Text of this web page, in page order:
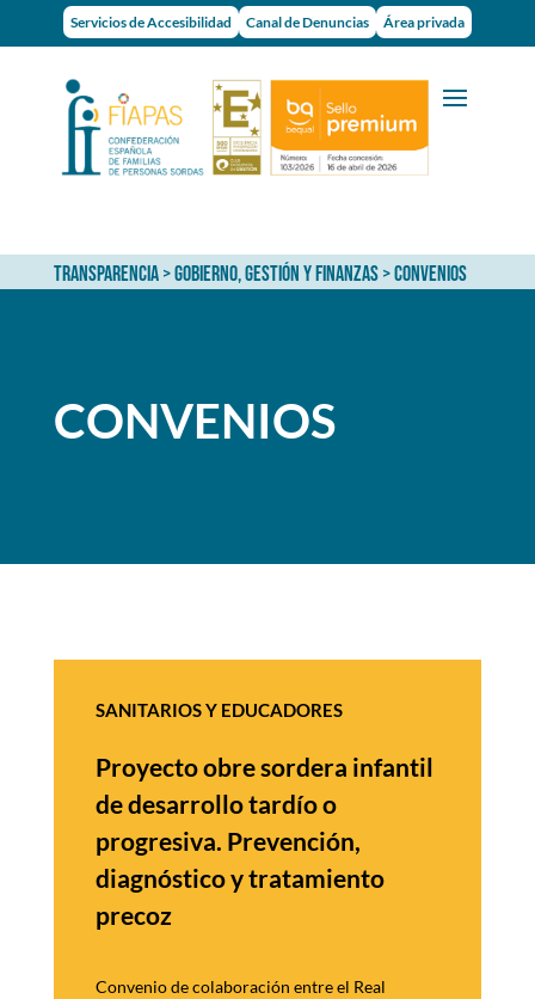
Servicios de Accesibilidad Canal de Denuncias Área privada
TRANSPARENCIA>GOBIERNO, GESTIÓN Y FINANZAS> CONVENIOS
CONVENIOS
SANITARIOS Y EDUCADORES
Proyecto obre sordera infantil
dedesarrollo tardío o
progresiva. Prevención,
diagnóstico ytratamiento
precoz
Convenio de colaboración entre el Real